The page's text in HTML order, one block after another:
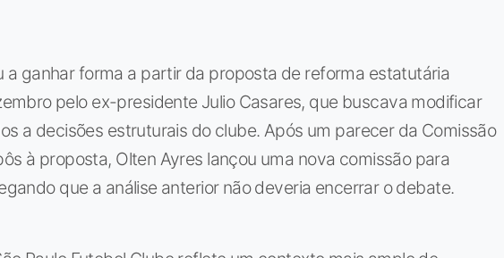
a ganhar forma a partir da proposta de reforma estatutária
pelo ex-presidente Julio Casares, que buscava modificar
a decisões estruturais do clube. Após um parecer da Comissão
à proposta, Olten Ayres lançou uma nova comissão para
que a análise anterior não deveria encerrar o debate.